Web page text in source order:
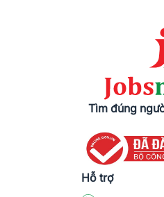
Tìm đúng
Hỗ trợ